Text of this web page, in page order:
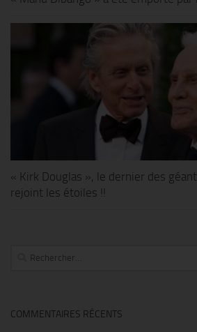
« Kirk Douglas », le dernier des
rejoint les étoiles !!
Rechercher :
COMMENTAIRES RÉCENTS